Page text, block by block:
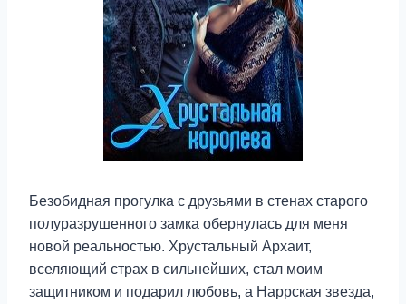
Безобидная прогулка с друзьями в стенах старого
полуразрушенного замка обернулась для меня
новой реальностью. Хрустальный Архаит,
вселяющий страх в сильнейших, стал моим
защитником и подарил любовь, а Наррская звезда,